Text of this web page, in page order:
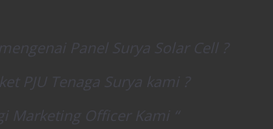
Panel Surya Solar Cell ?
PJU Tenaga Surya kami ?
Marketing Officer Kami “